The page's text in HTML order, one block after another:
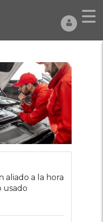
aliado a la hora
usado